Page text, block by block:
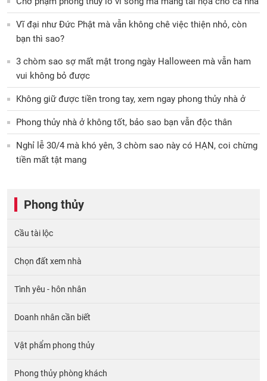
Vĩ đại như Đức Phật mà vẫn không chê việc thiện nhỏ, còn
bạn thì sao?
3 chòm sao sợ mất mật trong ngày Halloween mà vẫn ham
vui không bỏ được
Không giữ được tiền trong tay, xem ngay phong thủy nhà ở
Phong thủy nhà ở không tốt, bảo sao bạn vẫn độc thân
Nghỉ lễ 30/4 mà khó yên, 3 chòm sao này có HẠN, coi chừng
tiền mất tật mang
Phong thủy
Cầu tài lộc
Chọn đất xem nhà
Tình yêu - hôn nhân
Doanh nhân cần biết
Vật phẩm phong thủy
Phong thủy phòng khách